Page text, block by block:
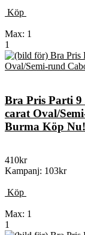
Köp
Max: 1
1
Bra Pris Parti 9
carat Oval/
Burma Köp Nu!
410kr
Kampanj: 103kr
Köp
Max: 1
1